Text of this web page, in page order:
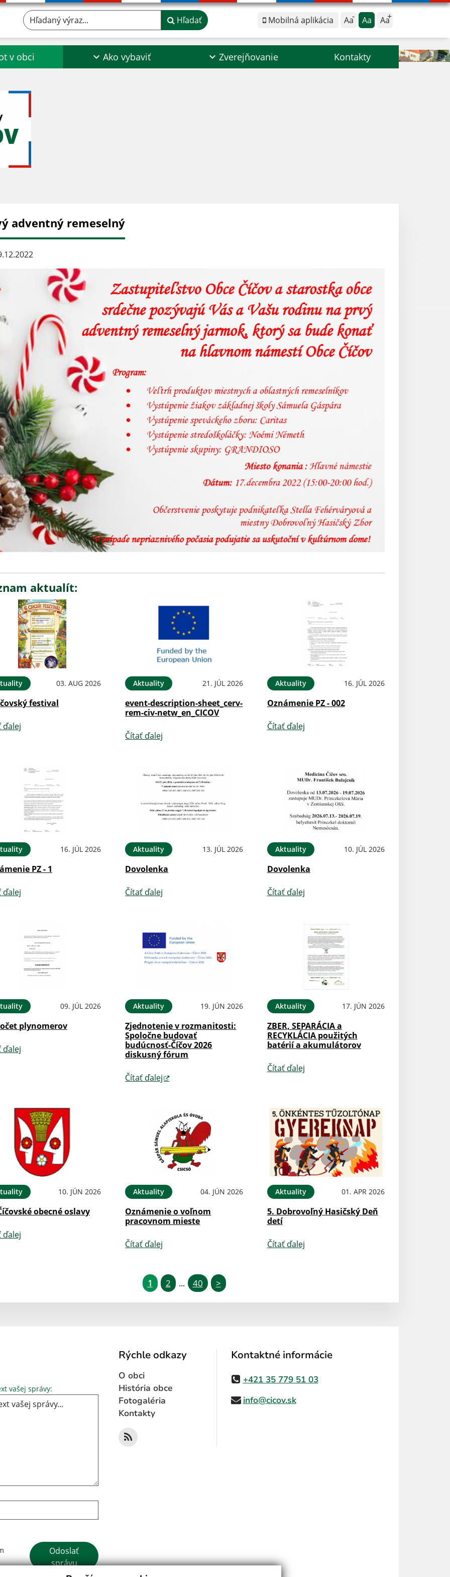
Mobilná aplikácia Aa Aa Aa
Hľadaný výraz... Hľadať
v obci Ako vybaviť Zverejňovanie Kontakty
adventný remeselný
aktualít:
03. AUG 2026
festival
ďalej
Aktuality 21. JÚL 2026
event-description-sheet_cerv-
rem-civ-netw_en_CICOV
Čítať ďalej
Aktuality 16. JÚL 2026
Oznámenie PZ - 002
Čítať ďalej
16. JÚL 2026
PZ - 1
ďalej
Aktuality 13. JÚL 2026
Dovolenka
Čítať ďalej
Aktuality 10. JÚL 2026
Dovolenka
Čítať ďalej
09. JÚL 2026
plynomerov
ďalej
Aktuality 19. JÚN 2026
Zjednotenie v rozmanitosti:
Spoločne budovať
budúcnosť-Číčov 2026
diskusný fórum
Čítať ďalej
Aktuality 17. JÚN 2026
ZBER, SEPARÁCIA a
RECYKLÁCIA použitých
batérií a akumulátorov
Čítať ďalej
10. JÚN 2026
obecné oslavy
ďalej
Aktuality 04. JÚN 2026
Oznámenie o voľnom
pracovnom mieste
Čítať ďalej
Aktuality 01. APR 2026
5. Dobrovoľný Hasičský Deň
detí
Čítať ďalej
1 2 ... 40 >
vašej správy: Text vašej správy...
Google reCaptcha Response
Odoslať
správu
Rýchle odkazy
O obci
História obce
Fotogaléria
Kontakty
Kontaktné informácie
+421 35 779 51 03
info@cicov.sk